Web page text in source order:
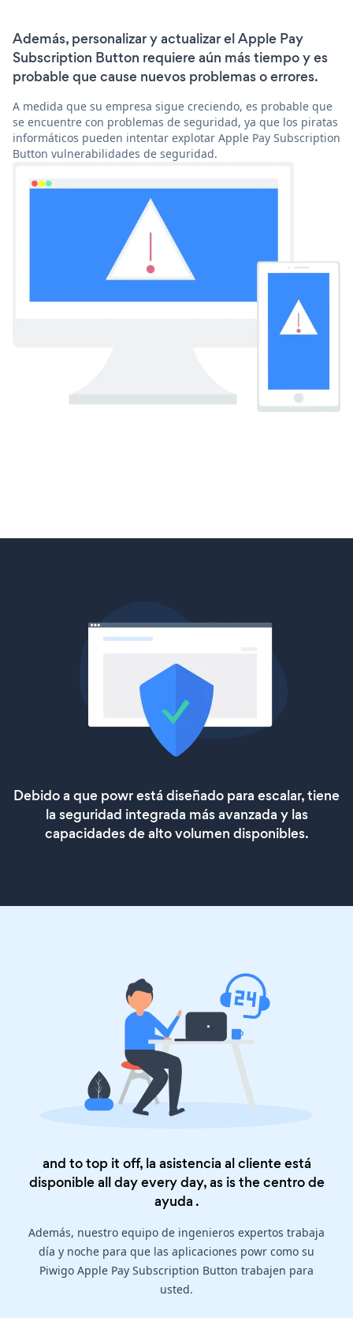
Además, personalizar y actualizar el Apple Pay
Subscription Button requiere aún más tiempo y es
probable que cause nuevos problemas o errores.
A medida que su empresa sigue creciendo, es probable que
se encuentre con problemas de seguridad, ya que los piratas
informáticos pueden intentar explotar Apple Pay Subscription
Button vulnerabilidades de seguridad.
Debido a que powr está diseñado para escalar, tiene
la seguridad integrada más avanzada y las
capacidades de alto volumen disponibles.
and to top it off, la asistencia al cliente está
disponible all day every day, as is thecentro de
ayuda .
Además, nuestro equipo de ingenieros expertos trabaja
día y noche para que las aplicaciones powr como su
Piwigo Apple Pay Subscription Button trabajen para
usted.